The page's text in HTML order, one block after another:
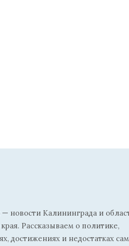
новости Калининграда и
Рассказываем о политике,
достижениях и недостатках